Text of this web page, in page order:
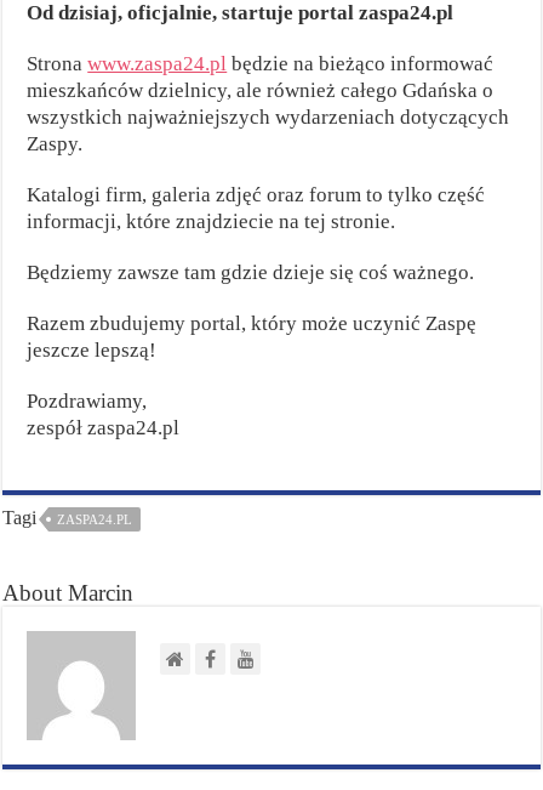
Od dzisiaj, oficjalnie, startuje portal zaspa24.pl
Stronawww.zaspa24.pl będzie na bieżąco informować
mieszkańców dzielnicy, ale również całego Gdańska o
wszystkich najważniejszych wydarzeniach dotyczących
Zaspy.
Katalogi firm, galeria zdjęć oraz forum to tylko część
informacji, które znajdziecie na tej stronie.
Będziemy zawsze tam gdzie dzieje się coś ważnego.
Razem zbudujemy portal, który może uczynić Zaspę
jeszcze lepszą!
Pozdrawiamy,
zespół zaspa24.pl
Tagi ZASPA24.PL
About Marcin